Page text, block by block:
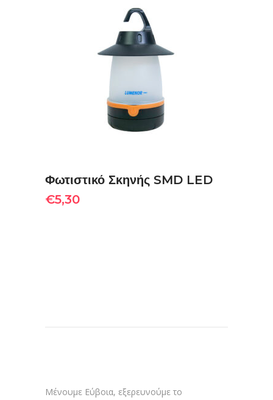
ΠΡΟΣΘΉΚΗ ΣΤΟ ΚΑΛΆΘΙ
Φωτιστικό Σκηνής SMD LED
€5,30
Μένουμε Εύβοια, εξερευνούμε το